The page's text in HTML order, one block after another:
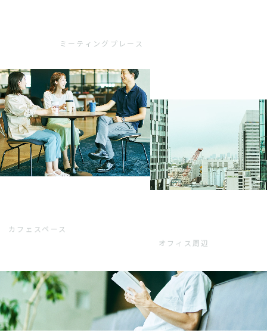
ミーティングプレース
カフェスペース
オフィス周辺